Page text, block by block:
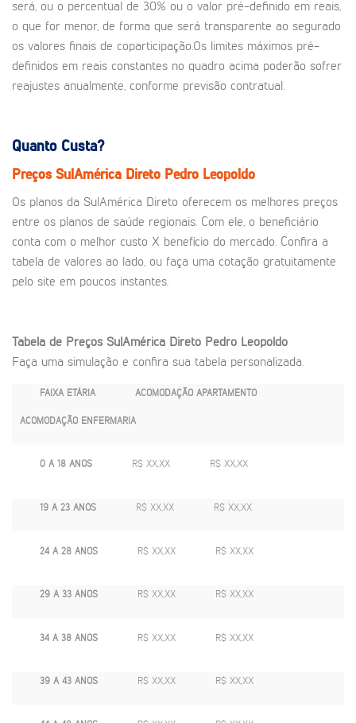
será, ou o percentual de 30% ou o valor pré-definido em reais,
o que for menor, de forma que será transparente ao segurado
os valores finais de coparticipação.Os limites máximos pré-
definidos em reais constantes no quadro acima poderão sofrer
reajustes anualmente, conforme previsão contratual.
Quanto Custa?
Preços SulAmérica Direto Pedro Leopoldo
Os planos da SulAmérica Direto oferecem os melhores preços
entre os planos de saúde regionais. Com ele, o beneficiário
conta com o melhor custo X benefício do mercado. Confira a
tabela de valores ao lado, ou faça uma cotação gratuitamente
pelo site em poucos instantes.
Tabela de Preços SulAmérica Direto Pedro Leopoldo
Faça uma simulação e confira sua tabela personalizada.
FAIXA ETÁRIA ACOMODAÇÃO APARTAMENTO
ACOMODAÇÃO ENFERMARIA
0 A 18 ANOS R$ XX,XX R$ XX,XX
19 A 23 ANOS R$ XX,XX R$ XX,XX
24 A 28 ANOS R$ XX,XX R$ XX,XX
29 A 33 ANOS R$ XX,XX R$ XX,XX
34 A 38 ANOS R$ XX,XX R$ XX,XX
39 A 43 ANOS R$ XX,XX R$ XX,XX